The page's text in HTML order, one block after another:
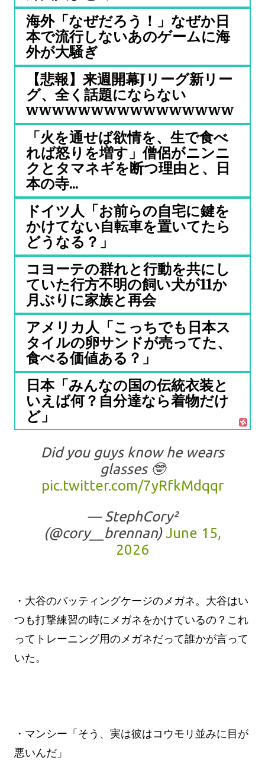
海外「なぜだろう！」なぜか日
本で流行しないあのゲームに海
外が大騒ぎ
【悲報】来週開幕Jリーグ新リー
グ、全く話題にならない
wwwwwwwwwwwwwwww
「火を通せば欲情を、生で食べ
れば怒りを増す」僧侶がニンニ
クとタマネギを断つ理由と、日
本の寺...
ドイツ人「お前らの自宅に鍵を
かけてない自転車を置いてたら
どうなる？」
コヨーテの群れと行動を共にし
ていた行方不明の飼い犬が11か
月ぶりに家族と再会
アメリカ人「こっちでも日本ス
タイルの卵サンドが売ってた、
食べる価値ある？」
日本「みんなの国の伝統衣装と
いえば何？自分達なら着物だけ
ど」
Did you guys know he wears
glasses 🤓
pic.twitter.com/7yRfkMdqqr
— StephCory²
(@cory__brennan)June 15,
2026
・大谷のバッティングケージのメガネ。大谷はい
つも打撃練習の時にメガネをかけているの？これ
ってトレーニング用のメガネだって誰かが言って
いた。
・マンシー「そう、実は彼はコウモリ並みに目が
悪いんだ」